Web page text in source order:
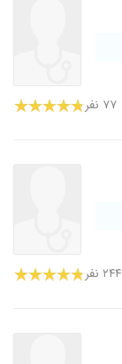
۷۷ نفر
۲۴۴ نفر